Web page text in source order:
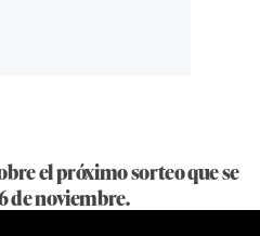
el próximo sorteo que se
de noviembre.